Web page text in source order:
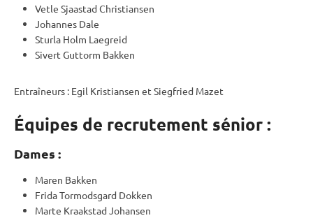
Vetle Sjaastad Christiansen
Johannes Dale
Sturla Holm Laegreid
Sivert Guttorm Bakken
Entraîneurs : Egil Kristiansen et Siegfried Mazet
Équipes de recrutement sénior :
Dames :
Maren Bakken
Frida Tormodsgard Dokken
Marte Kraakstad Johansen